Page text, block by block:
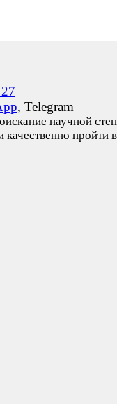
, Telegram
научной
пройти